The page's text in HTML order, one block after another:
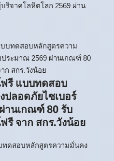
ริจาคโลหิตโลก 2569 ผ่าน
รี แบบทดสอบ
ลอดภัยไซเบอร์
านเกณฑ์ 80 รับ
รี จาก สกร.วังน้อย
ทดสอบหลักสูตรความมั่นคง